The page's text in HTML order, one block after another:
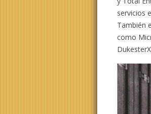
servicios
También
como